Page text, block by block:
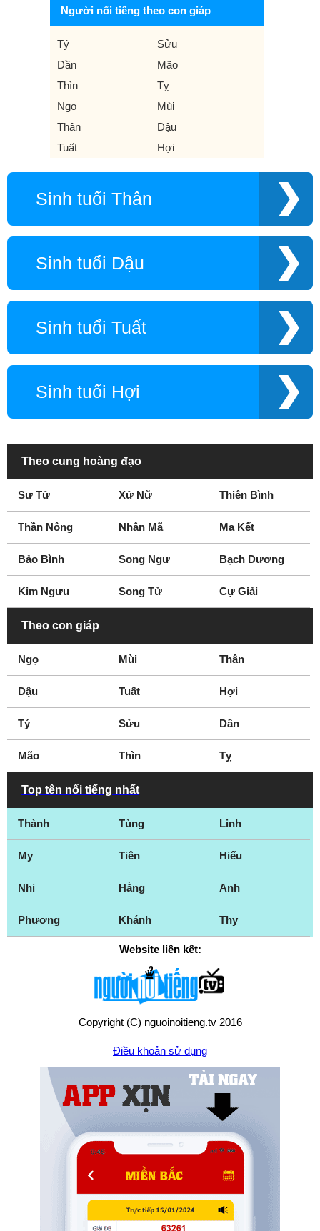
Người nổi tiếng theo con giáp
Tý
Sửu
Dần
Mão
Thìn
Tỵ
Ngọ
Mùi
Thân
Dậu
Tuất
Hợi
Sinh tuổi Thân
Sinh tuổi Dậu
Sinh tuổi Tuất
Sinh tuổi Hợi
Theo cung hoàng đạo
Sư Tử Xử Nữ Thiên Bình
Thần Nông Nhân Mã Ma Kết
Bảo Bình Song Ngư Bạch Dương
Kim Ngưu Song Tử Cự Giải
Theo con giáp
Ngọ Mùi Thân
Dậu Tuất Hợi
Tý Sửu Dần
Mão Thìn Tỵ
Top tên nổi tiếng nhất
Thành Tùng Linh
My Tiên Hiếu
Nhi Hằng Anh
Phương Khánh Thy
Website liên kết:
Copyright (C) nguoinoitieng.tv 2016
Điều khoản sử dụng
Liên hệ: mail.nguoinoitieng.tv@gmail.com